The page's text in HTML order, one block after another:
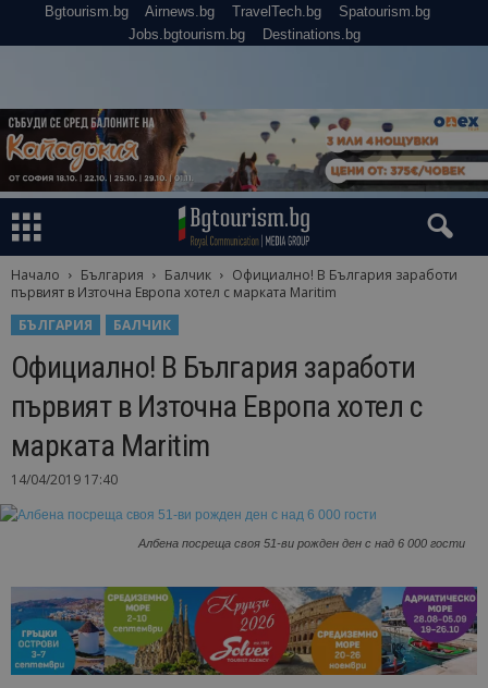
Bgtourism.bg Airnews.bg TravelTech.bg
Spatourism.bg
Jobs.bgtourism.bg
Destinations.bg
Начало България Балчик
Официално! В България заработи
първият в Източна Европа хотел с марката Maritim
БЪЛГАРИЯ
БАЛЧИК
Официално! В България заработи
първият в Източна Европа хотел с
марката Maritim
14/04/2019 17:40
Албена посреща своя 51-ви рожден ден с над 6 000 гости